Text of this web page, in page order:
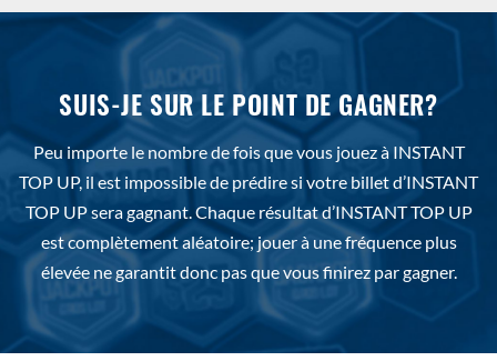
SUIS-JE SUR LE POINT DE GAGNER?
Peu importe le nombre de fois que vous jouez à INSTANT
TOP UP, il est impossible de prédire si votre billet d’INSTANT
TOP UP sera gagnant. Chaque résultat d’INSTANT TOP UP
est complètement aléatoire; jouer à une fréquence plus
élevée ne garantit donc pas que vous finirez par gagner.